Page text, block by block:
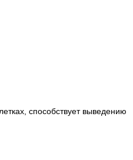
способствует выведению